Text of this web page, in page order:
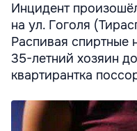
Инцидент
на ул. Гоголя
Распивая спиртные
35-летний хозяин
квартирантка